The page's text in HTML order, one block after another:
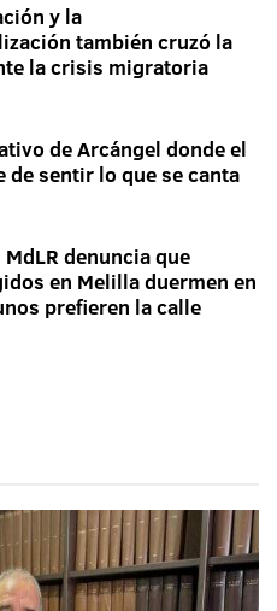
y la
también cruzó la
la crisis migratoria
de Arcángel donde el
de sentir lo que se canta
denuncia que
en Melilla duermen en
prefieren la calle